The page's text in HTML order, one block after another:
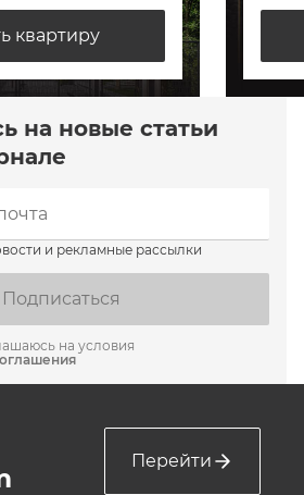
квартиру
на новые статьи
и рекламные рассылки
Подписаться
на условия
Перейти